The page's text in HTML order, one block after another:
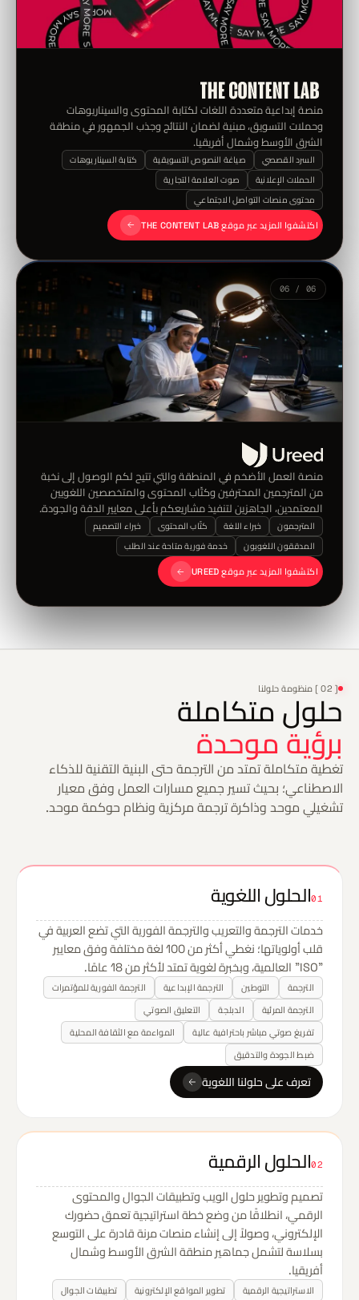
منصة إبداعية متعددة اللغات لكتابة المحتوى والسيناريوهات
وحملات التسويق، مبنية لضمان النتائج وجذب الجمهور في منطقة
الشرق الأوسط وشمال أفريقيا.
السرد القصصي صياغة النصوص التسويقية
كتابة السيناريوهات
الحملات الإعلانية
صوت العلامة التجارية
محتوى منصات التواصل الاجتماعي
اكتشفوا المزيد عبر موقع THE CONTENT LAB
06 / 06
منصة العمل الأضخم في المنطقة والتي تتيح لكم الوصول إلى نخبة
من المترجمين المحترفين وكتّاب المحتوى والمتخصصين اللغويين
المعتمدين، الجاهزين لتنفيذ مشاريعكم بأعلى معايير الدقة والجودة.
المترجمون خبراء اللغة كتّاب المحتوى
خبراء التصميم
المدققون اللغويون
خدمة فورية متاحة عند الطلب
اكتشفوا المزيد عبر موقع UREED
[ 02 ] منظومة حلولنا
حلول متكاملة
برؤية موحدة
تغطية متكاملة تمتد من الترجمة حتى البنية التقنية للذكاء
الاصطناعي؛ بحيث تسير جميع مسارات العمل وفق معيار
تشغيلي موحد وذاكرة ترجمة مركزية ونظام حوكمة موحد.
01الحلول اللغوية
خدمات الترجمة والتعريب والترجمة الفورية التي تضع العربية في
قلب أولوياتها؛ نغطي أكثر من 100 لغة مختلفة وفق معايير
"ISO" العالمية، وبخبرة لغوية تمتد لأكثر من 18 عامًا.
الترجمة التوطين الترجمة الإبداعية
الترجمة الفورية للمؤتمرات
الترجمة المرئية
الدبلجة
التعليق الصوتي
تفريغ صوتي مباشر باحترافية عالية
المواءمة مع الثقافة المحلية
ضبط الجودة والتدقيق
تعرف على حلولنا اللغوية
02الحلول الرقمية
تصميم وتطوير حلول الويب وتطبيقات الجوال والمحتوى
الرقمي، انطلاقًا من وضع خطة استراتيجية تعمق حضورك
الإلكتروني، وصولاً إلى إنشاء منصات مرنة قادرة على التوسع
بسلاسة لتشمل جماهير منطقة الشرق الأوسط وشمال
أفريقيا.
الاستراتيجية الرقمية تطوير المواقع الإلكترونية
تطبيقات الجوال